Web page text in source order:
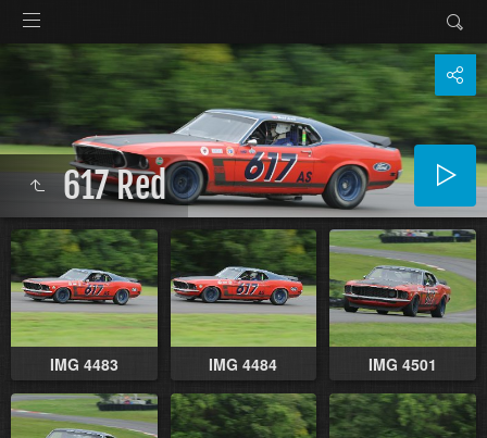
617 Red
IMG 4483 IMG 4484 IMG 4501